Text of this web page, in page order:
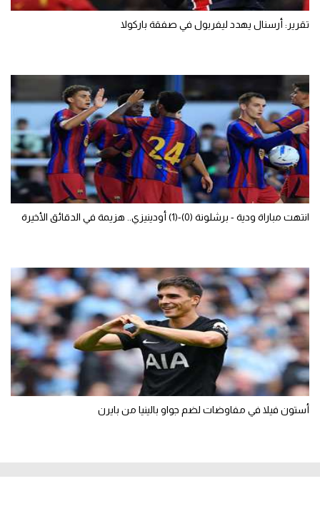
تقرير: أرسنال يهدد ليفربول في صفقة باركولا
انتهت مباراة ودية - برشلونة (0)-(1) أودينيزي.. هزيمة في الدقائق الأخيرة
أستون فيلا في مفاوضات لضم جواو بالينيا من بايرن